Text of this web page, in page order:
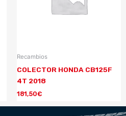
Recambios
COLECTOR HONDA CB125F
4T 2018
181,50€